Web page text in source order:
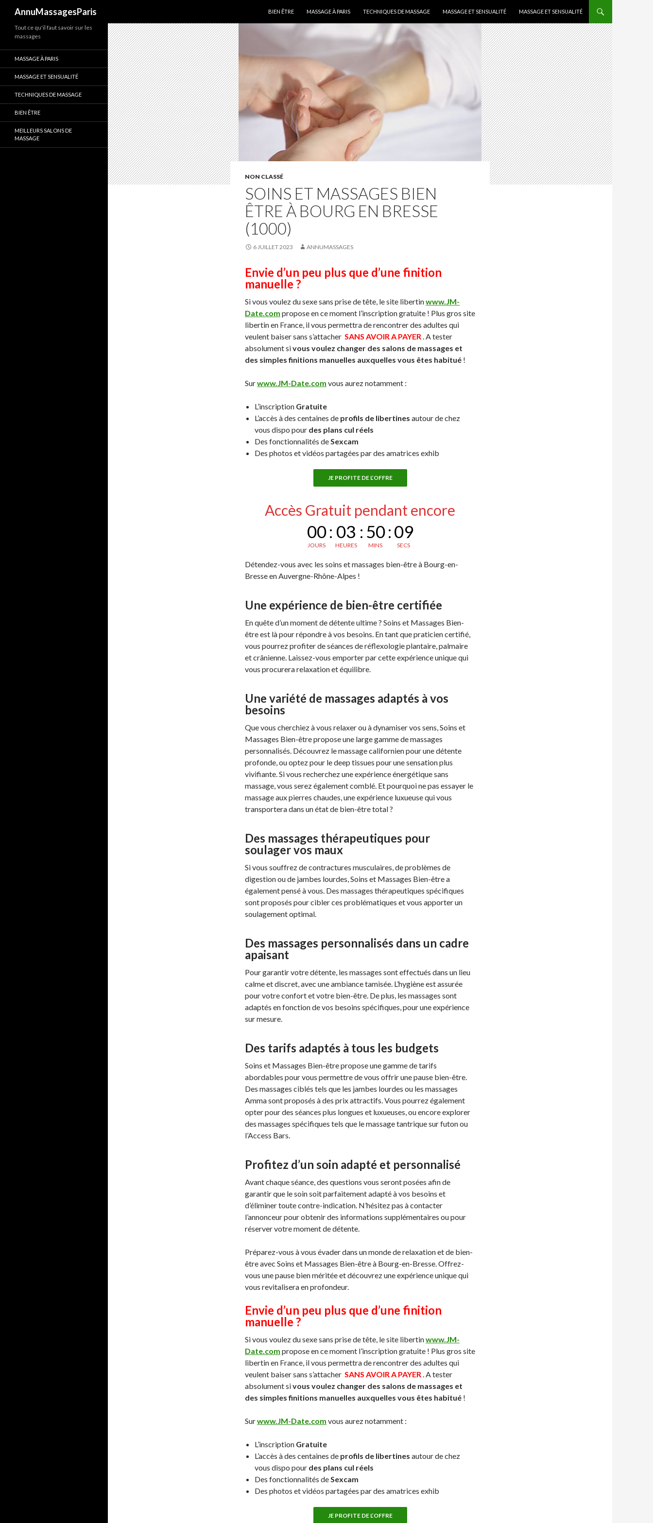
AnnuMassagesParis
BIEN ÊTRE
MASSAGE À PARIS TECHNIQUES DE MASSAGE MASSAGE ET SENSUALITÉ MASSAGE ET SENSUALITÉ
NON CLASSÉ
SOINS ET MASSAGES BIEN
ÊTRE À BOURG EN BRESSE
(1000)
6 JUILLET 2023 ANNUMASSAGES
Envie d’un peu plus que d’une finition
manuelle ?
Si vous voulez du sexe sans prise de tête, le site libertinwww.JM-
Date.com propose en ce moment l’inscription gratuite ! Plus gros site
libertin en France, il vous permettra de rencontrer des adultes qui
veulent baiser sans s’attacher SANS AVOIR A PAYER. A tester
absolument sivous voulez changer des salons de massages et
des simples finitions manuelles auxquelles vous êtes habitué !
Surwww.JM-Date.com vous aurez notamment :
L’inscription Gratuite
L’accès à des centaines de profils de libertines autour de chez
vous dispo pour des plans cul réels
Des fonctionnalités deSexcam
Des photos et vidéos partagées par des amatrices exhib
JE PROFITE DE L’OFFRE
Accès Gratuit pendant encore
00
JOURS
: 03
HEURES
: 50
MINS
:08
SECS
Détendez-vous avec les soins et massages bien-être à Bourg-en-
Bresse en Auvergne-Rhône-Alpes !
Une expérience de bien-être certifiée
En quête d’un moment de détente ultime ? Soins et Massages Bien-
être est là pour répondre à vos besoins. En tant que praticien certifié,
vous pourrez profiter de séances de réflexologie plantaire, palmaire
et crânienne. Laissez-vous emporter par cette expérience unique qui
vous procurera relaxation et équilibre.
Une variété de massages adaptés à vos
besoins
Que vous cherchiez à vous relaxer ou à dynamiser vos sens, Soins et
Massages Bien-être propose une large gamme de massages
personnalisés. Découvrez le massage californien pour une détente
profonde, ou optez pour le deep tissues pour une sensation plus
vivifiante. Si vous recherchez une expérience énergétique sans
massage, vous serez également comblé. Et pourquoi ne pas essayer le
massage aux pierres chaudes, une expérience luxueuse qui vous
transportera dans un état de bien-être total ?
Des massages thérapeutiques pour
soulager vos maux
Si vous souffrez de contractures musculaires, de problèmes de
digestion ou de jambes lourdes, Soins et Massages Bien-être a
également pensé à vous. Des massages thérapeutiques spécifiques
sont proposés pour cibler ces problématiques et vous apporter un
soulagement optimal.
Des massages personnalisés dans un cadre
apaisant
Pour garantir votre détente, les massages sont effectués dans un lieu
calme et discret, avec une ambiance tamisée. L’hygiène est assurée
pour votre confort et votre bien-être. De plus, les massages sont
adaptés en fonction de vos besoins spécifiques, pour une expérience
sur mesure.
Des tarifs adaptés à tous les budgets
Soins et Massages Bien-être propose une gamme de tarifs
abordables pour vous permettre de vous offrir une pause bien-être.
Des massages ciblés tels que les jambes lourdes ou les massages
Amma sont proposés à des prix attractifs. Vous pourrez également
opter pour des séances plus longues et luxueuses, ou encore explorer
des massages spécifiques tels que le massage tantrique sur futon ou
l’Access Bars.
Profitez d’un soin adapté et personnalisé
Avant chaque séance, des questions vous seront posées afin de
garantir que le soin soit parfaitement adapté à vos besoins et
d’éliminer toute contre-indication. N’hésitez pas à contacter
l’annonceur pour obtenir des informations supplémentaires ou pour
réserver votre moment de détente.
Préparez-vous à vous évader dans un monde de relaxation et de bien-
être avec Soins et Massages Bien-être à Bourg-en-Bresse. Offrez-
vous une pause bien méritée et découvrez une expérience unique qui
vous revitalisera en profondeur.
Envie d’un peu plus que d’une finition
manuelle ?
Si vous voulez du sexe sans prise de tête, le site libertinwww.JM-
Date.com propose en ce moment l’inscription gratuite ! Plus gros site
libertin en France, il vous permettra de rencontrer des adultes qui
veulent baiser sans s’attacher SANS AVOIR A PAYER. A tester
absolument sivous voulez changer des salons de massages et
des simples finitions manuelles auxquelles vous êtes habitué !
Surwww.JM-Date.com vous aurez notamment :
L’inscription Gratuite
L’accès à des centaines de profils de libertines autour de chez
vous dispo pour des plans cul réels
Des fonctionnalités deSexcam
Des photos et vidéos partagées par des amatrices exhib
JE PROFITE DE L’OFFRE
Tout ce qu'il faut savoir sur les
massages
MASSAGE À PARIS
MASSAGE ET SENSUALITÉ
TECHNIQUES DE MASSAGE
BIEN ÊTRE
MEILLEURS SALONS DE
MASSAGE